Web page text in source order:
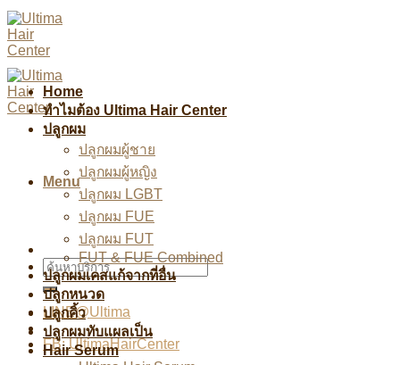
Menu
LINE@Ultima
FB: UltimaHairCenter
Home
ทำไมต้อง Ultima Hair Center
ปลูกผม
ปลูกผมผู้ชาย
ปลูกผมผู้หญิง
ปลูกผม LGBT
ปลูกผม FUE
ปลูกผม FUT
FUT & FUE Combined
ปลูกผมเคสแก้จากที่อื่น
ปลูกหนวด
ปลูกคิ้ว
ปลูกผมทับแผลเป็น
Hair Serum